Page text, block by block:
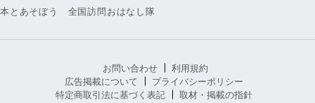
本とあそぼう 全国訪問おはなし隊
お問い合わせ
利用規約
広告掲載について
プライバシーポリシー
特定商取引法に基づく表記
取材・掲載の指針